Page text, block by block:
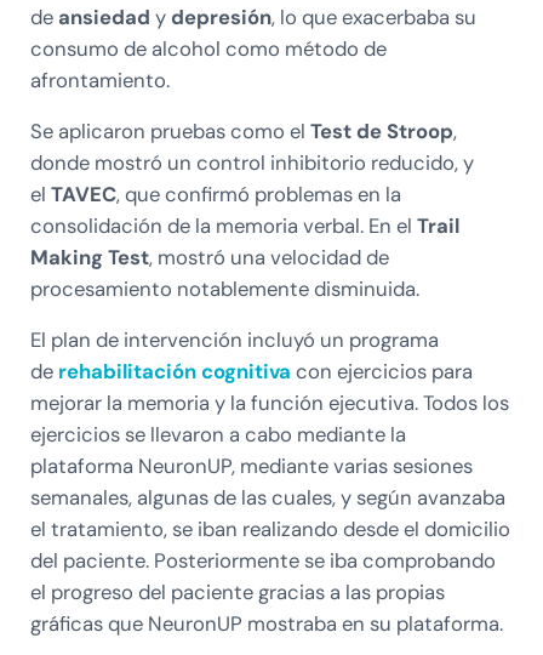
de ansiedad y depresión, lo que exacerbaba su
consumo de alcohol como método de
afrontamiento.
Se aplicaron pruebas como el Test de Stroop,
donde mostró un control inhibitorio reducido, y
el TAVEC, que confirmó problemas en la
consolidación de la memoria verbal. En el Trail
Making Test, mostró una velocidad de
procesamiento notablemente disminuida.
El plan de intervención incluyó un programa
de rehabilitación cognitiva con ejercicios para
mejorar la memoria y la función ejecutiva. Todos los
ejercicios se llevaron a cabo mediante la
plataforma NeuronUP, mediante varias sesiones
semanales, algunas de las cuales, y según avanzaba
el tratamiento, se iban realizando desde el domicilio
del paciente. Posteriormente se iba comprobando
el progreso del paciente gracias a las propias
gráficas que NeuronUP mostraba en su plataforma.